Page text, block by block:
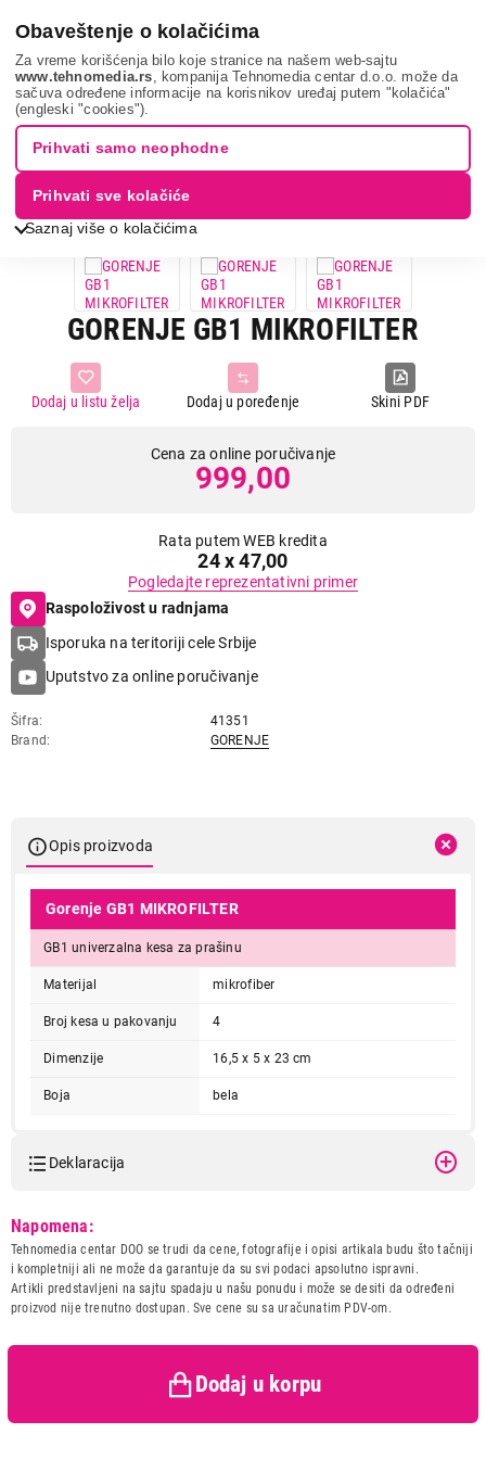
Obaveštenje o kolačićima
Za vreme korišćenja bilo koje stranice na našem web-sajtu
www.tehnomedia.rs , kompanija Tehnomedia centar d.o.o. može da
sačuva određene informacije na korisnikov uređaj putem "kolačića"
(engleski "cookies").
Saznaj više o kolačićima
Prihvati samo neophodne
Prihvati sve kolačiće
Mali kućni aparati Usisivači Oprema za usisivače
Gorenje
gb1 mik...
GORENJE GB1 MIKROFILTER
Skini PDF
Dodaj u poređenje
Dodaj u listu želja
Cena za online poručivanje
999,00
Rata putem WEB kredita
24 x 47,00
Pogledajte reprezentativni primer
Raspoloživost u radnjama
Isporuka na teritoriji cele Srbije
Uputstvo za online poručivanje
Šifra
41351
Brand
GORENJE
Opis proizvoda
Gorenje GB1 MIKROFILTER
GB1 univerzalna kesa za prašinu
Materijal mikrofiber
Broj kesa u pakovanju 4
Dimenzije 16,5 x 5 x 23 cm
Boja bela
Deklaracija
Naziv i vrsta robe:
OPREMA ZA USISIVAC
Uvoznik:
Zemlja porekla:
kupaca po osnovu zakona o
Napomena:
Tehnomedia centar DOO se trudi da cene, fotografije i opisi artikala budu što tačniji
i kompletniji ali ne može da garantuje da su svi podaci apsolutno ispravni.
Artikli predstavljeni na sajtu spadaju u našu ponudu i može se desiti da određeni
proizvod nije trenutno dostupan. Sve cene su sa uračunatim PDV-om.
Dodaj u korpu